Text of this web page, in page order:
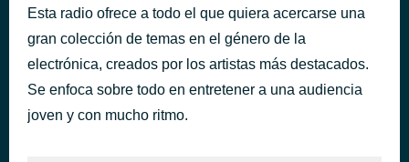
Esta radio ofrece a todo el que quiera acercarse una
gran colección de temas en el género de la
electrónica, creados por los artistas más destacados.
Se enfoca sobre todo en entretener a una audiencia
joven y con mucho ritmo.